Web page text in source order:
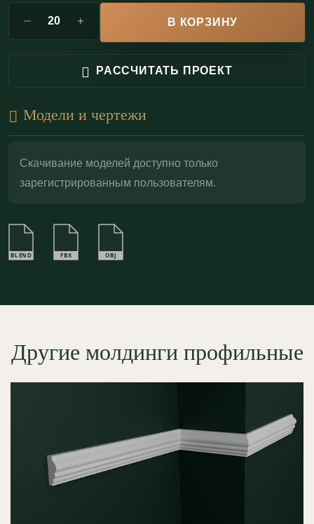
не выделяет токсичных веществ при нагреве;
Влагостойкость:возможно изготовление
влагостойкого варианта (по запросу);
интерьерными красками, сохраняя четкость рельефа
выполняется запил под 45° — так углы сходятся без
ступенек и разрывов. При случайных ударах гипс
восстанавливается шпатлевкой по гипсу с
последующей шлифовкой и подкраской.
В КОРЗИНУ
РАССЧИТАТЬ ПРОЕКТ
Модели и чертежи
Скачивание моделей доступно только
зарегистрированным пользователям.
BLEND FBX OBJ
Другие молдинги профильные